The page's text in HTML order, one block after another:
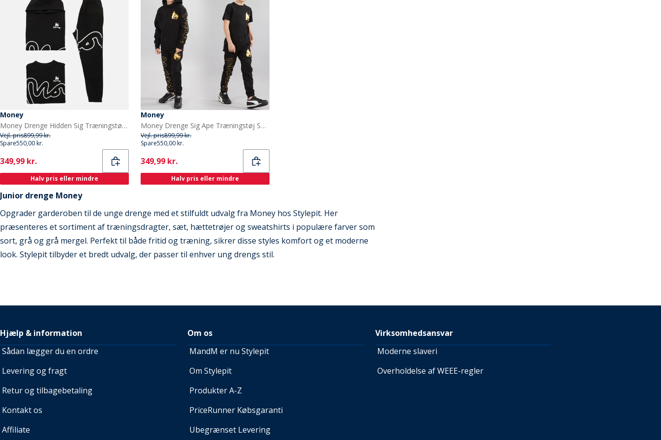
Money
Money Drenge Hidden Sig Træningstøj Sort
Vejl. pris899,99 kr.
Spare550,00 kr.
Current
349,99 kr.
Halv pris eller mindre
Money
Money Drenge Sig Ape Træningstøj Sort
Vejl. pris899,99 kr.
Spare550,00 kr.
Current
349,99 kr.
Halv pris eller mindre
Junior drenge Money
Opgrader garderoben til de unge drenge med et stilfuldt udvalg fra Money hos Stylepit. Her
præsenteres et sortiment af træningsdragter, sæt, hættetrøjer og sweatshirts i populære farver som
sort, grå og grå mergel. Perfekt til både fritid og træning, sikrer disse styles komfort og et moderne
look. Stylepit tilbyder et bredt udvalg, der passer til enhver ung drengs stil.
Hjælp & information
Sådan lægger du en ordre
Levering og fragt
Retur og tilbagebetaling
Kontakt os
Affiliate
Om os
MandM er nu Stylepit
Om Stylepit
Produkter A-Z
PriceRunner Købsgaranti
Ubegrænset Levering
Virksomhedsansvar
Moderne slaveri
Overholdelse af WEEE-regler